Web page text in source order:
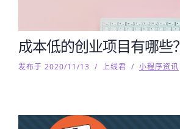
成本低的创业项目有哪些？
发布于 2020/11/13 / 上线君 / 小程序资讯